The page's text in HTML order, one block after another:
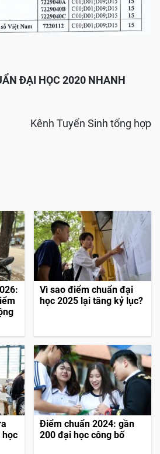
ĐẠI HỌC 2020 NHANH
Kênh Tuyển Sinh tổng hợp
Vì sao điểm chuẩn đại
học 2025 lại tăng kỷ lục?
học
Điểm chuẩn 2024: gần
200 đại học công bố